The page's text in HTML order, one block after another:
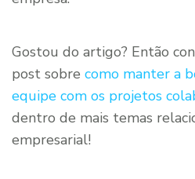
Gostou do artigo? Então
post sobre como manter a
equipe com os projetos
dentro de mais temas
empresarial!